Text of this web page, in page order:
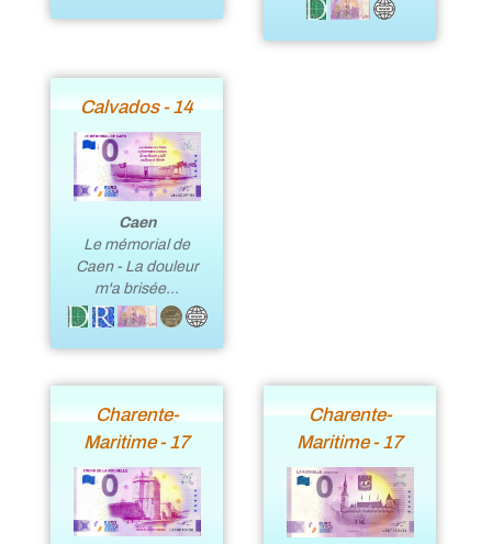
Calvados - 14
Caen
Le mémorial de
Caen - La douleur
m'a brisée…
Charente-
Maritime - 17
Charente-
Maritime - 17